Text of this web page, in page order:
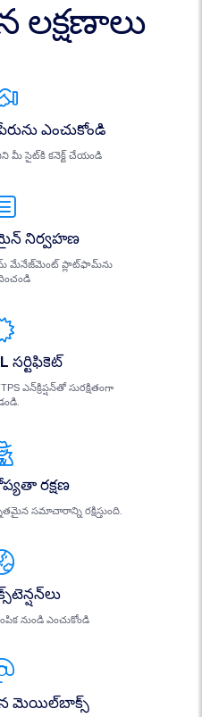
లక్షణాలు
ఎంచుకోండి
మీ సైట్‌కి కనెక్ట్ చేయండి
నిర్వహణ
మేనేజ్‌మెంట్ ప్లాట్‌ఫామ్‌ను
సర్టిఫికెట్
ఎన్‌క్రిప్షన్‌తో సురక్షితంగా
రక్షణ
సమాచారాన్ని రక్షిస్తుంది.
నుండి ఎంచుకోండి
మెయిల్‌బాక్స్